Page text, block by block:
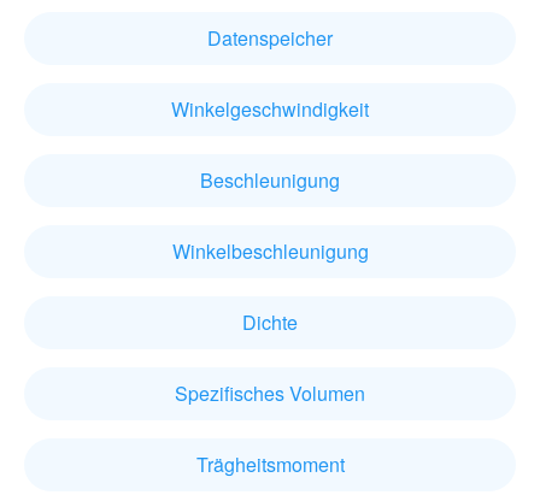
Datenspeicher
Winkelgeschwindigkeit
Beschleunigung
Winkelbeschleunigung
Dichte
Spezifisches Volumen
Trägheitsmoment